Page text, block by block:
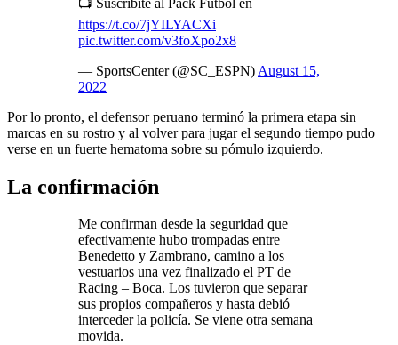
https://t.co/7jYILYACXi
pic.twitter.com/v3foXpo2x8
— SportsCenter (@SC_ESPN) August 15,
2022
Por lo pronto, el defensor peruano terminó la primera etapa sin
marcas en su rostro y al volver para jugar el segundo tiempo pudo
verse en un fuerte hematoma sobre su pómulo izquierdo.
La confirmación
Me confirman desde la seguridad que
efectivamente hubo trompadas entre
Benedetto y Zambrano, camino a los
vestuarios una vez finalizado el PT de
Racing – Boca. Los tuvieron que separar
sus propios compañeros y hasta debió
interceder la policía. Se viene otra semana
movida.